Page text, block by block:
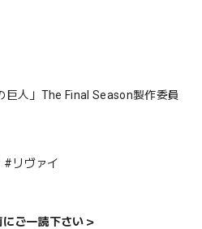
巨人」The Final Season製作委員
#リヴァイ
にご一読下さい＞